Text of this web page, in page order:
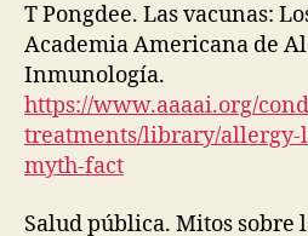
T Pongdee. Las vacunas:
Academia Americana de
Inmunología.
https://www.aaaai.org/
treatments/library/
myth-fact
Salud pública. Mitos sobre